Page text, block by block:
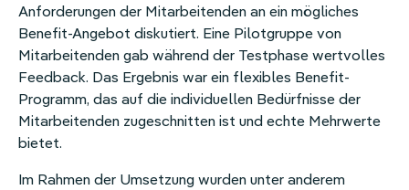
Anforderungen der Mitarbeitenden an ein mögliches
Benefit-Angebot diskutiert. Eine Pilotgruppe von
Mitarbeitenden gab während der Testphase wertvolles
Feedback. Das Ergebnis war ein flexibles Benefit-
Programm, das auf die individuellen Bedürfnisse der
Mitarbeitenden zugeschnitten ist und echte Mehrwerte
bietet.
Im Rahmen der Umsetzung wurden unter anderem